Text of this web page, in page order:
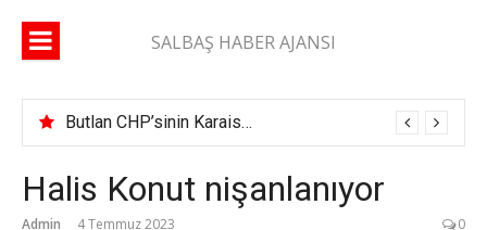
SALBAŞ HABER AJANSI
Butlan CHP’sinin Karaisalı İlçe Başkanı belli oldu
Halis Konut nişanlanıyor
Admin 4 Temmuz 2023 0